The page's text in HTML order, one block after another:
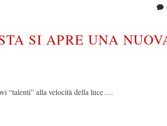
SI APRE UNA
“talenti” alla velocità della luce….